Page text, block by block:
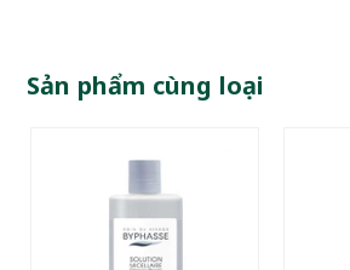
Sản phẩm cùng loại